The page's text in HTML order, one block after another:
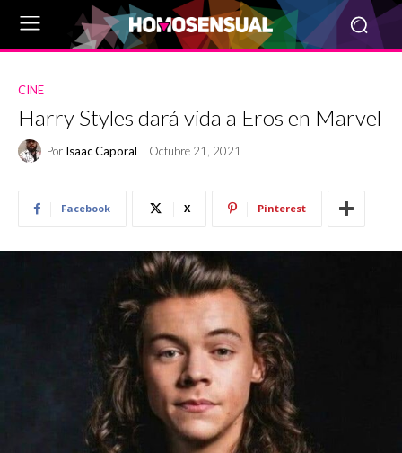
CINE
Harry Styles dará vida a Eros en Marvel
Por Isaac Caporal Octubre 21, 2021
Facebook X Pinterest